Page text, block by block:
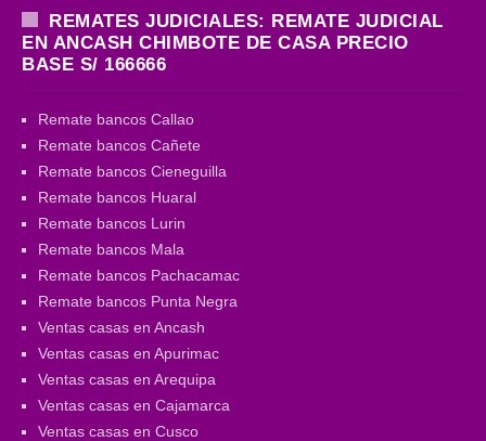
REMATES JUDICIALES: REMATE JUDICIAL
EN ANCASH CHIMBOTE DE CASA PRECIO
BASE S/ 166666
Remate bancos Callao
Remate bancos Cañete
Remate bancos Cieneguilla
Remate bancos Huaral
Remate bancos Lurin
Remate bancos Mala
Remate bancos Pachacamac
Remate bancos Punta Negra
Ventas casas en Ancash
Ventas casas en Apurimac
Ventas casas en Arequipa
Ventas casas en Cajamarca
Ventas casas en Cusco